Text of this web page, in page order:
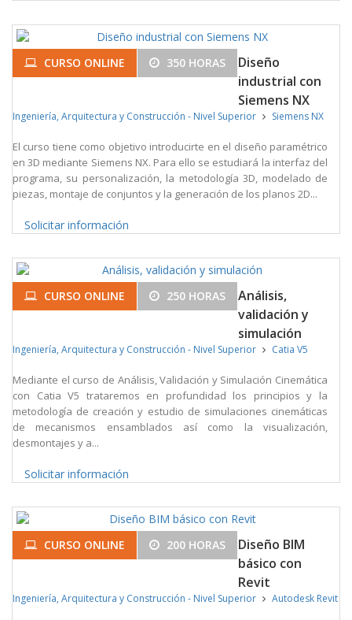
CURSO ONLINE 350 HORAS
Diseño
industrial con
Siemens NX
Ingeniería, Arquitectura y Construcción - Nivel Superior Siemens NX
El curso tiene como objetivo introducirte en el diseño paramétrico
en 3D mediante Siemens NX. Para ello se estudiará la interfaz del
programa, su personalización, la metodología 3D, modelado de
piezas, montaje de conjuntos y la generación de los planos 2D...
Solicitar información
CURSO ONLINE 250 HORAS
Análisis,
validación y
simulación
Ingeniería, Arquitectura y Construcción - Nivel Superior Catia V5
Mediante el curso de Análisis, Validación y Simulación Cinemática
con Catia V5 trataremos en profundidad los principios y la
metodología de creación y estudio de simulaciones cinemáticas
de mecanismos ensamblados así como la visualización,
desmontajes y a...
Solicitar información
CURSO ONLINE 200 HORAS
Diseño BIM
básico con
Revit
Ingeniería, Arquitectura y Construcción - Nivel Superior Autodesk Revit